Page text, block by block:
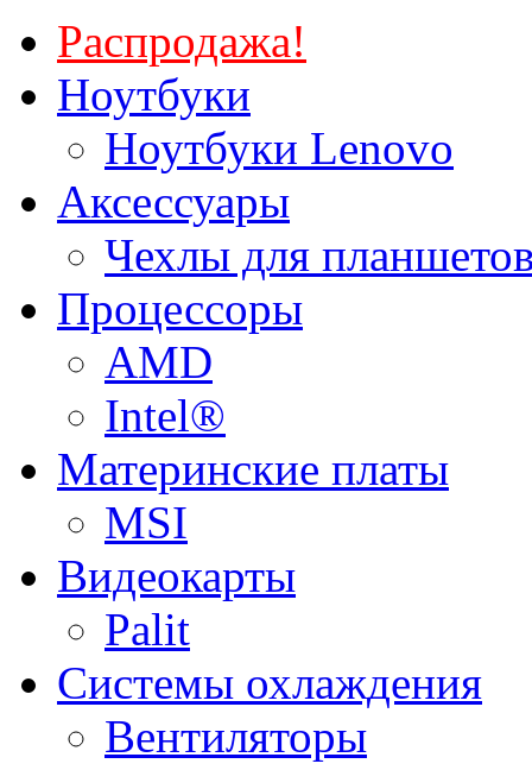
Распродажа!
Ноутбуки
Ноутбуки Lenovo
Аксессуары
Чехлы для
Процессоры
AMD
Intel®
Материнские платы
MSI
Видеокарты
Palit
Системы охлаждения
Вентиляторы